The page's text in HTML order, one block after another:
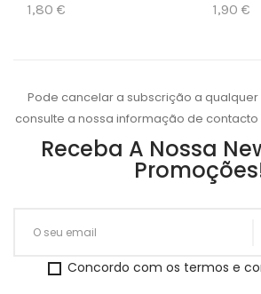
1,80 € 1,90 €
Pode cancelar a subscrição a qualquer
consulte a nossa informação de
Receba A Nossa
Concordo com os termos e